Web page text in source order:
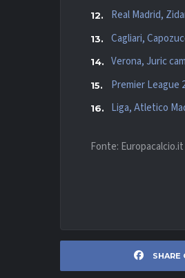
Real Madrid,
Cagliari,
Verona, Juric
Premier League
Liga, Atletico
Fonte: Europacalcio.it
SHARE